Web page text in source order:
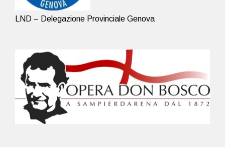
LND – Delegazione Provinciale Genova